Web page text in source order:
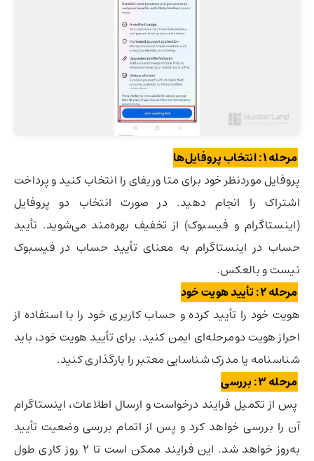
مرحله ۱: انتخاب پروفایل‌ها
پروفایل موردنظر خود برای متا وریفای را انتخاب کنید و پرداخت
اشتراک را انجام دهید. در صورت انتخاب دو پروفایل
(اینستاگرام و فیسبوک) از تخفیف بهره‌مند می‌شوید. تأیید
حساب در اینستاگرام به معنای تأیید حساب در فیسبوک
نیست و بالعکس.
مرحله ۲: تأیید هویت خود
هویت خود را تأیید کرده و حساب کاربری خود را با استفاده از
احراز هویت دومرحله‌ای ایمن کنید. برای تأیید هویت خود، باید
شناسنامه یا مدرک شناسایی معتبر را بارگذاری کنید.
مرحله ۳: بررسی‌
پس از تکمیل فرایند درخواست و ارسال اطلاعات، اینستاگرام
آن را بررسی خواهد کرد و پس از اتمام بررسی وضعیت تأیید
به‌روز خواهد شد. این فرایند ممکن است تا ۲ روز کاری طول